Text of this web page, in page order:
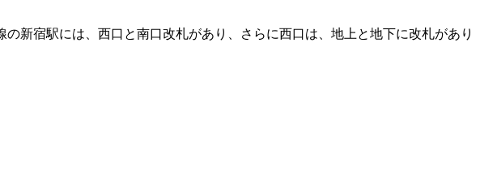
新宿駅には、西口と南口改札があり、さらに西口は、地上と地下に改札があり